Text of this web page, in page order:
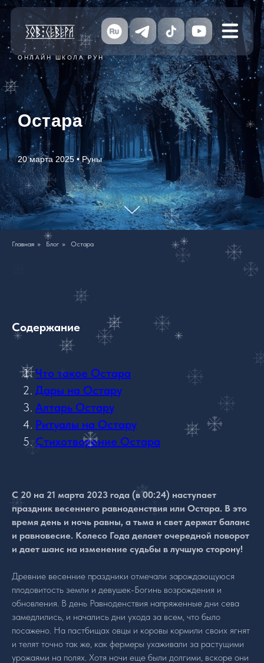
ОНЛАЙН ШКОЛА РУН
Остара
20 марта 2025 • Руны
Главная » Блог » Остара
Содержание
Что такое Остара
Дары на Остару
Алтарь Остару
Ритуалы на Остару
Стихотворение Остара
С 20 на 21 марта 2023 года (в 00:24) наступает
праздник весеннего равноденствия или Остара. В это
время день и ночь равны, а тьма и свет держат баланс
и равновесие. Колесо Года делает очередной поворот
и дает шанс на изменение судьбы в лучшую сторону!
Древние весенние праздники отмечали зарождающуюся
плодовитость земли и девушек-Богинь возрождения и
обновления. В день Равноденствия напряженные дни сева
замедлились, и начались дни ухода за всем, что было
посажено. На пастбищах овцы и коровы кормили своих ягнят
и телят точно так же, как фермеры ухаживали за растущими
урожаями на полях. Хотя ночи еще были долгими, вскоре они